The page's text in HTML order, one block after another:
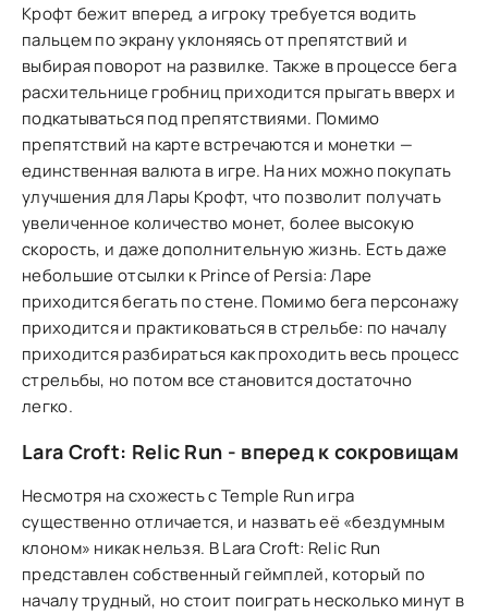
Крофт бежит вперед, а игроку требуется водить
пальцем по экрану уклоняясь от препятствий и
выбирая поворот на развилке. Также в процессе бега
расхительнице гробниц приходится прыгать вверх и
подкатываться под препятствиями. Помимо
препятствий на карте встречаются и монетки —
единственная валюта в игре. На них можно покупать
улучшения для Лары Крофт, что позволит получать
увеличенное количество монет, более высокую
скорость, и даже дополнительную жизнь. Есть даже
небольшие отсылки к Prince of Persia: Ларе
приходится бегать по стене. Помимо бега персонажу
приходится и практиковаться в стрельбе: по началу
приходится разбираться как проходить весь процесс
стрельбы, но потом все становится достаточно
легко.
Lara Croft: Relic Run - вперед к сокровищам
Несмотря на схожесть с Temple Run игра
существенно отличается, и назвать её «бездумным
клоном» никак нельзя. В Lara Croft: Relic Run
представлен собственный геймплей, который по
началу трудный, но стоит поиграть несколько минут в